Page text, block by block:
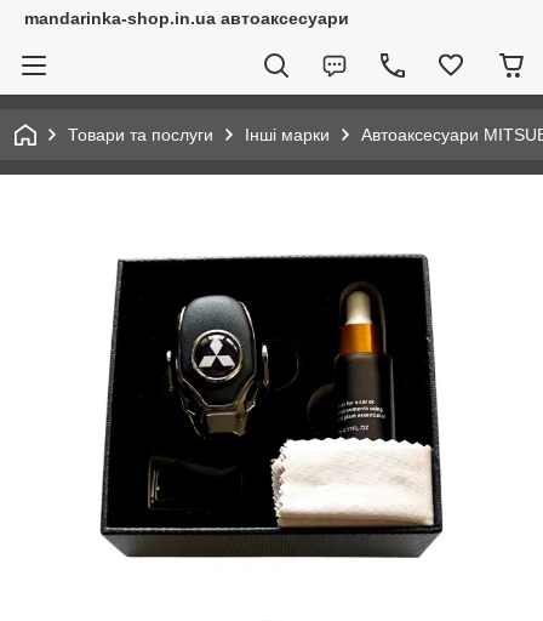
mandarinka-shop.in.ua автоаксесуари
Товари та послуги Інші марки Автоаксесуари